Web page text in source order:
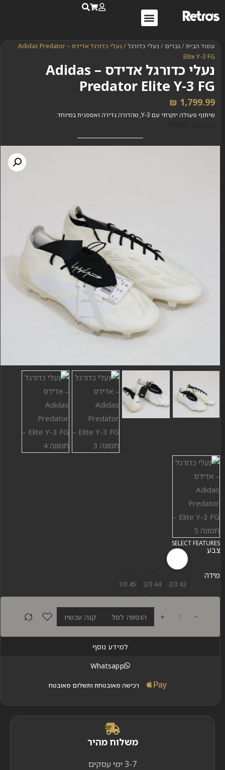
עמוד הבית/גברים / נעלי כדורגל
/ נעלי כדורגל אדידס – Adidas Predator
Elite Y-3 FG
נעלי כדורגל אדידס – Adidas
Predator Elite Y-3 FG
₪ 1,799.99
שיתוף פעולה יוקרתי עם Y-3, מהדורה נדירה ואספנית במיוחד.
SELECT FEATURES
צבע
מידה
42 2/3
44 2/3
45 1/3
+ הוספה לסל קנה עכשיו
למידע נוסף
Whatsapp
רכישה מאובטחת ותשלום מאובטח
משלוח מהיר
3-7 ימי עסקים